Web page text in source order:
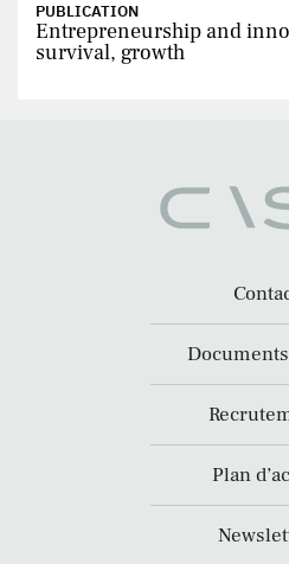
PUBLICATION
Entrepreneurship and
survival, growth
Plan